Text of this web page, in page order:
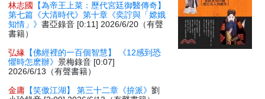
林志國
【為帝王上菜：歷代宮廷御醫傳奇】
第七篇《大清時代》第十章《奕詝與「嫦娥
知情」》書亞錄音 [0:11] 2026/6/20（有聲
書籍）
弘緣 【佛經裡的一百個智慧】 《12感到恐
懼時怎麽辦》景梅錄音 [0:07]
2026/6/13（有聲書籍）
金庸 【笑傲江湖】 第三十二章《拚派》劉